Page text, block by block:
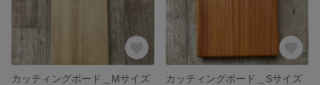
カッティングボード＿Mサイズ
カッティングボード＿Sサイズ